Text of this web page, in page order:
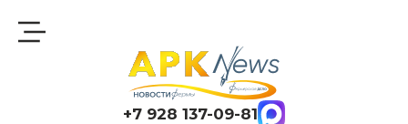
+7 928 137-09-81